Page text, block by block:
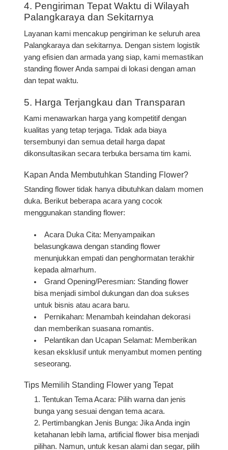
4. Pengiriman Tepat Waktu di Wilayah
Palangkaraya dan Sekitarnya
Layanan kami mencakup pengiriman ke seluruh area
Palangkaraya dan sekitarnya. Dengan sistem logistik
yang efisien dan armada yang siap, kami memastikan
standing flower Anda sampai di lokasi dengan aman
dan tepat waktu.
5. Harga Terjangkau dan Transparan
Kami menawarkan harga yang kompetitif dengan
kualitas yang tetap terjaga. Tidak ada biaya
tersembunyi dan semua detail harga dapat
dikonsultasikan secara terbuka bersama tim kami.
Kapan Anda Membutuhkan Standing Flower?
Standing flower tidak hanya dibutuhkan dalam momen
duka. Berikut beberapa acara yang cocok
menggunakan standing flower:
Acara Duka Cita: Menyampaikan
belasungkawa dengan standing flower
menunjukkan empati dan penghormatan terakhir
kepada almarhum.
Grand Opening/Peresmian: Standing flower
bisa menjadi simbol dukungan dan doa sukses
untuk bisnis atau acara baru.
Pernikahan: Menambah keindahan dekorasi
dan memberikan suasana romantis.
Pelantikan dan Ucapan Selamat: Memberikan
kesan eksklusif untuk menyambut momen penting
seseorang.
Tips Memilih Standing Flower yang Tepat
Tentukan Tema Acara: Pilih warna dan jenis
bunga yang sesuai dengan tema acara.
Pertimbangkan Jenis Bunga: Jika Anda ingin
ketahanan lebih lama, artificial flower bisa menjadi
pilihan. Namun, untuk kesan alami dan segar, pilih